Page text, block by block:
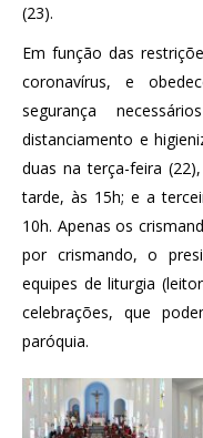
(23).
Em função das
coronavírus, e
segurança
distanciamento e
duas na terça-feira
tarde, às 15h; e a
10h. Apenas os
por crismando, o
equipes de liturgia
celebrações, que
paróquia.